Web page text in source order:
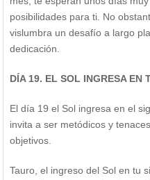
posibilidades para ti. No
vislumbra un desafío a largo
dedicación.
DÍA 19. EL SOL INGRESA EN
El día 19 el Sol ingresa en el
invita a ser metódicos y
objetivos.
Tauro, el ingreso del Sol en tu